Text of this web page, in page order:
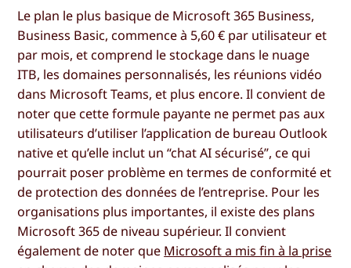
Le plan le plus basique de Microsoft 365 Business,
Business Basic, commence à 5,60 € par utilisateur et
par mois, et comprend le stockage dans le nuage
ITB, les domaines personnalisés, les réunions vidéo
dans Microsoft Teams, et plus encore. Il convient de
noter que cette formule payante ne permet pas aux
utilisateurs d’utiliser l’application de bureau Outlook
native et qu’elle inclut un “chat AI sécurisé”, ce qui
pourrait poser problème en termes de conformité et
de protection des données de l’entreprise. Pour les
organisations plus importantes, il existe des plans
Microsoft 365 de niveau supérieur. Il convient
également de noter que Microsoft a mis fin à la prise